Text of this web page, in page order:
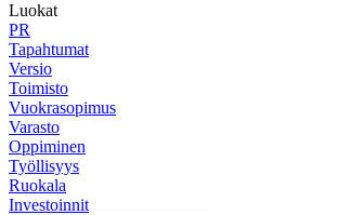
Luokat
PR
Tapahtumat
Versio
Toimisto
Vuokrasopimus
Varasto
Oppiminen
Työllisyys
Ruokala
Investoinnit